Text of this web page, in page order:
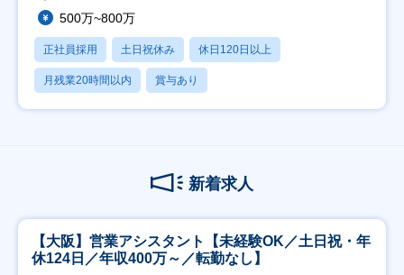
500万~800万
正社員採用 土日祝休み 休日120日以上
月残業20時間以内 賞与あり
新着求人
【大阪】営業アシスタント【未経験OK／土日祝・年
休124日／年収400万～／転勤なし】